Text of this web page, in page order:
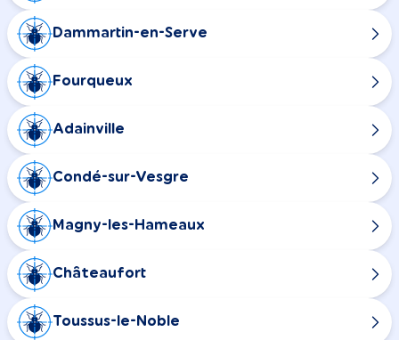
Dammartin-en-Serve
Fourqueux
Adainville
Condé-sur-Vesgre
Magny-les-Hameaux
Châteaufort
Toussus-le-Noble